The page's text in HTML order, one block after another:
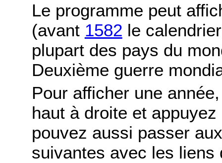
Le programme peut
(avant 1582 le
plupart des pays du
Deuxième guerre
Pour afficher une
haut à droite et
pouvez aussi passer
suivantes avec les liens